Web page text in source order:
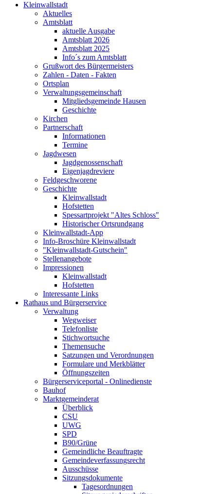
Kleinwallstadt
Aktuelles
Amtsblatt
aktuelle Ausgabe
Amtsblatt 2026
Amtsblatt 2025
Info´s zum Amtsblatt
Grußwort des Bürgermeisters
Zahlen - Daten - Fakten
Ortsplan
Verwaltungsgemeinschaft
Mitgliedsgemeinde Hausen
Geschichte
Kirchen
Partnerschaft
Informationen
Termine
Jagdwesen
Jagdgenossenschaft
Eigenjagdreviere
Feldgeschworene
Geschichte
Kleinwallstadt
Hofstetten
Spessartprojekt "Altes Schloss"
Historischer Ortsrundgang
Kleinwallstadt-App
Info-Broschüre Kleinwallstadt
"Kleinwallstadt-Gutschein"
Stellenangebote
Impressionen
Kleinwallstadt
Hofstetten
Interessante Links
Rathaus und Bürgerservice
Verwaltung
Wegweiser
Telefonliste
Stichwortsuche
Themensuche
Satzungen und Verordnungen
Formulare und Merkblätter
Öffnungszeiten
Bürgerserviceportal - Onlinedienste
Bauhof
Marktgemeinderat
Überblick
CSU
UWG
SPD
B90/Grüne
Gemeindliche Beauftragte
Gemeindeverfassungsrecht
Ausschüsse
Sitzungsdokumente
Tagesordnungen